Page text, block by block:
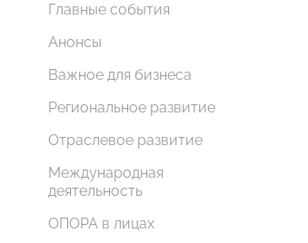
Главные события
Анонсы
Важное для бизнеса
Региональное развитие
Отраслевое развитие
Международная
деятельность
ОПОРА в лицах